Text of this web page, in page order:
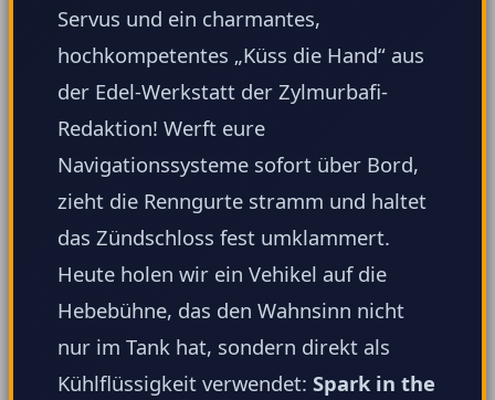
Servus und ein charmantes,
hochkompetentes „Küss die Hand“ aus
der Edel-Werkstatt der Zylmurbafi-
Redaktion! Werft eure
Navigationssysteme sofort über Bord,
zieht die Renngurte stramm und haltet
das Zündschloss fest umklammert.
Heute holen wir ein Vehikel auf die
Hebebühne, das den Wahnsinn nicht
nur im Tank hat, sondern direkt als
Kühlflüssigkeit verwendet: Spark in the